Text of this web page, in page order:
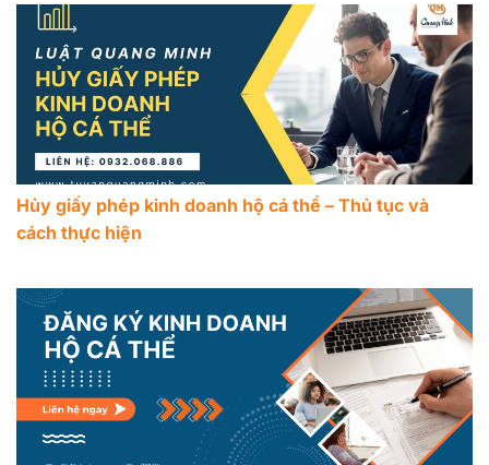
Hủy giấy phép kinh doanh hộ cá thể – Thủ tục và
cách thực hiện